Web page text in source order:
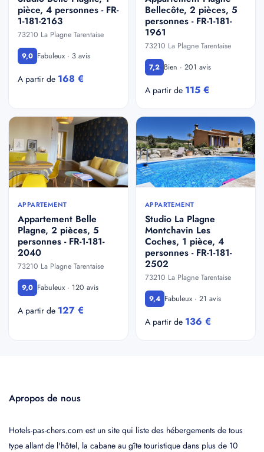
pièce, 4 personnes - FR-
1-181-2163
73210 La Plagne Tarentaise
9,0 Fabuleux · 3 avis
A partir de 168 €
Bellecôte, 2 pièces, 5
personnes - FR-1-181-
1961
73210 La Plagne Tarentaise
7,2 Bien · 201 avis
A partir de 115 €
APPARTEMENT
Appartement Belle
Plagne, 2 pièces, 5
personnes - FR-1-181-
2040
73210 La Plagne Tarentaise
9,0 Fabuleux · 120 avis
A partir de 127 €
APPARTEMENT
Studio La Plagne
Montchavin Les
Coches, 1 pièce, 4
personnes - FR-1-181-
2502
73210 La Plagne Tarentaise
9,4 Fabuleux · 21 avis
A partir de 136 €
Apropos de nous
Hotels-pas-chers.com est un site qui liste des hébergements de tous
type allant de l'hôtel, la cabane au gîte touristique dans plus de 10